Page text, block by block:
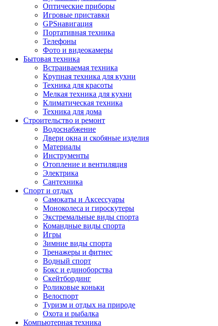
Оптические приборы
Игровые приставки
GPSнавигация
Портативная техника
Телефоны
Фото и видеокамеры
Бытовая техника
Встраиваемая техника
Крупная техника для кухни
Техника для красоты
Мелкая техника для кухни
Климатическая техника
Техника для дома
Строительство и ремонт
Водоснабжение
Двери окна и скобяные изделия
Материалы
Инструменты
Отопление и вентиляция
Электрика
Сантехника
Спорт и отдых
Самокаты и Аксессуары
Моноколеса и гироскутеры
Экстремальные виды спорта
Командные виды спорта
Игры
Зимние виды спорта
Тренажеры и фитнес
Водный спорт
Бокс и единоборства
Скейтбординг
Роликовые коньки
Велоспорт
Туризм и отдых на природе
Охота и рыбалка
Компьютерная техника